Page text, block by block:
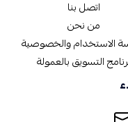
اتصل بنا
من نحن
الاستخدام والخصوصية
التسويق بالعمولة